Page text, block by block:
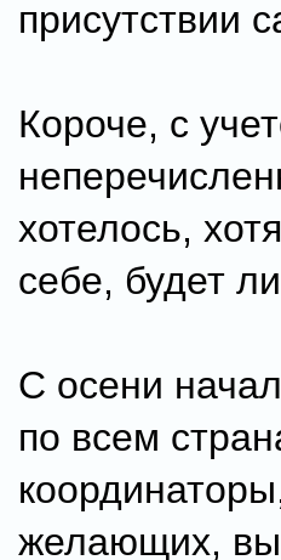
присутствии
Короче, с
хотелось,
себе, будет
С осени
по всем
желающих,